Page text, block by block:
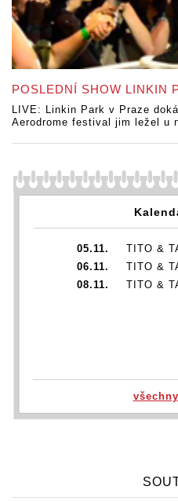
POSLEDNÍ SHOW LINKIN
LIVE: Linkin Park v Praze
Aerodrome festival jim ležel u
05.11.
TITO &
06.11.
TITO &
08.11.
TITO &